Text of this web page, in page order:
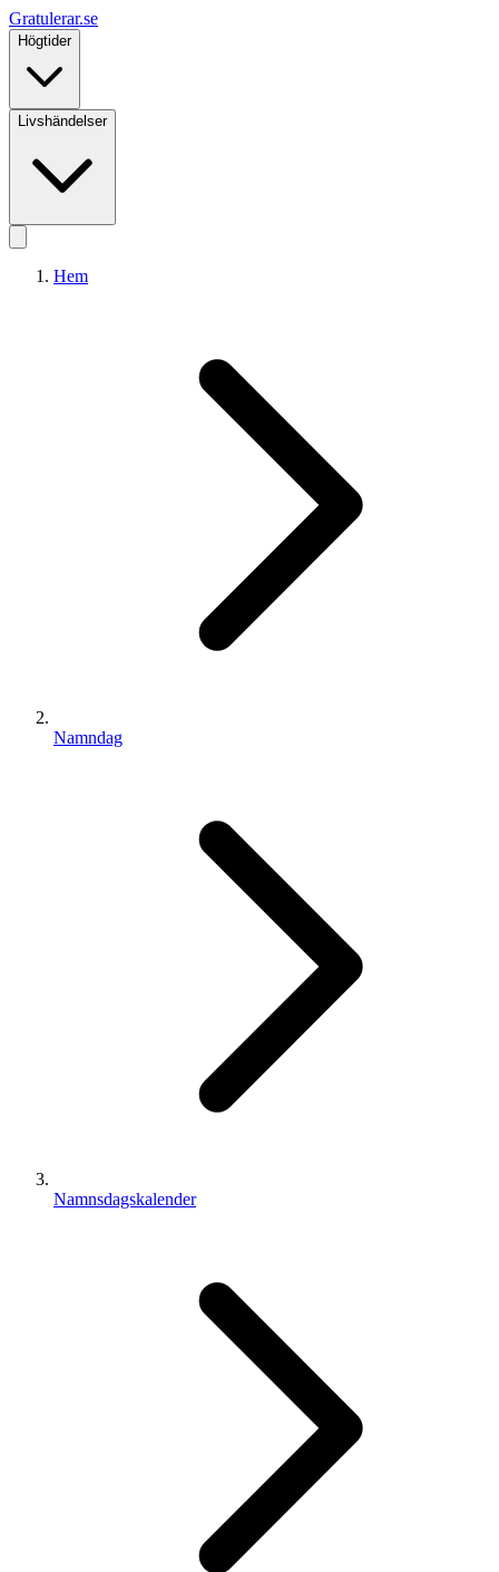
Gratulerar.se
Högtider
Livshändelser
Hem
Namndag
Namnsdagskalender